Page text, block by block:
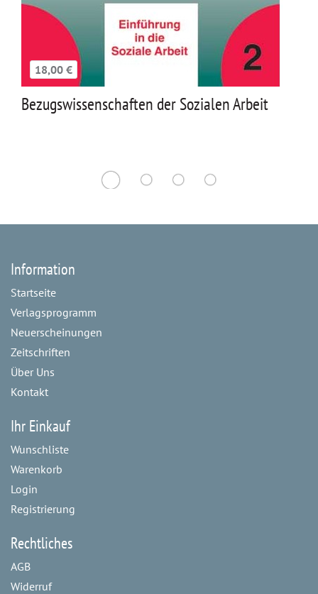
18,00 €
Bezugswissenschaften der Sozialen Arbeit
Information
Startseite
Verlagsprogramm
Neuerscheinungen
Zeitschriften
Über Uns
Kontakt
Ihr Einkauf
Wunschliste
Warenkorb
Login
Registrierung
Rechtliches
AGB
Widerruf